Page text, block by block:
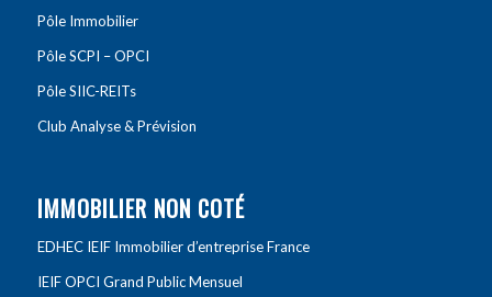
Pôle Immobilier
Pôle SCPI – OPCI
Pôle SIIC-REITs
Club Analyse & Prévision
IMMOBILIER NON COTÉ
EDHEC IEIF Immobilier d’entreprise France
IEIF OPCI Grand Public Mensuel